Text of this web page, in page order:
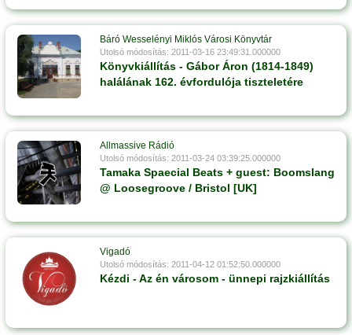
Báró Wesselényi Miklós Városi Könyvtár
Utolsó módosítás: 2011-03-16 23:49:31.000000
Könyvkiállítás - Gábor Áron (1814-1849)
halálának 162. évfordulója tiszteletére
Allmassive Rádió
Utolsó módosítás: 2011-03-24 03:39:25.000000
Tamaka Spaecial Beats + guest: Boomslang
@ Loosegroove / Bristol [UK]
Vigadó
Utolsó módosítás: 2011-04-12 01:52:50.000000
Kézdi - Az én városom - ünnepi rajzkiállítás